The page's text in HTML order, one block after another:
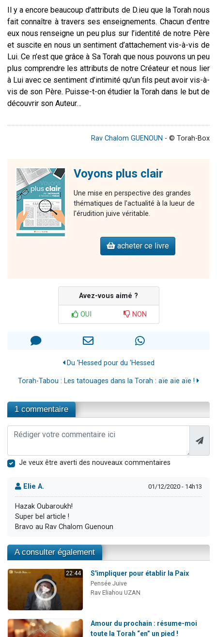
Il y a encore beaucoup d’attributs de D.ieu que la Torah nous
fait connaître à travers ses enseignements. Chacun d’entre
eux nous renseigne un peu plus sur l’identité de notre Père
et suscite en nous un sentiment d’attachement vis-à-vis de
Lui. Ce n’est que grâce à Sa Torah que nous pouvons un peu
plus comprendre les attributs de notre Créateur et nous lier
à Lui avec ce sentiment d’intimité qu’un fils peut avoir vis-à-
vis de son Père. Puisse-t-on étudier la Torah dans le but de
découvrir son Auteur…
Rav Chalom GUENOUN - © Torah-Box
Voyons plus clair
Une mise en perspective des grandes
thématiques de l'actualité à la lueur de
l'érudition juive véritable.
acheter ce livre
Avez-vous aimé ?
OUI NON
Du 'Hessed pour du 'Hessed
Torah-Tabou : Les tatouages dans la Torah : aïe aïe aïe !
1 commentaire
Je veux être averti des nouveaux commentaires
Elie A. 01/12/2020 - 14h13
Hazak Oubaroukh!
Super bel article !
Bravo au Rav Chalom Guenoun
A consulter également
22:44 S'impliquer pour établir la Paix
Pensée Juive
Rav Eliahou UZAN
Amour du prochain : résume-moi
toute la Torah “en” un pied !